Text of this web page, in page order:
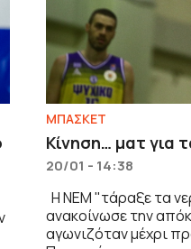
ΜΠΑΣΚΕΤ
Κίνηση… ματ για
20/01 - 14:38
Η ΝΕΜ "τάραξε τα
ανακοίνωσε την
αγωνιζόταν μέχρι